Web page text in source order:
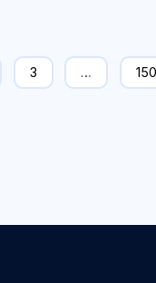
3 … 150